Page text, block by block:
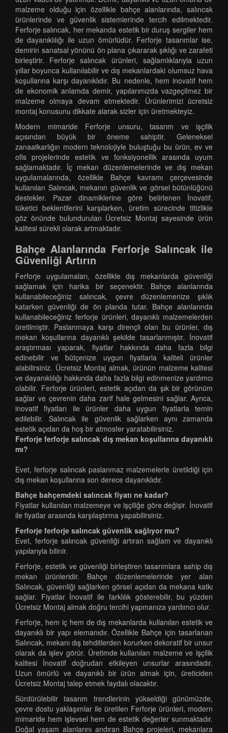
malzeme olduğu için özellikle bahçe alanlarında, salıncak
ürünlerinde ve güvenlik sistemlerinde tercih edilmektedir.
Ferforje salıncak, her mekanda estetik bir duruş sergiler hem
de dayanıklılığı ile uzun ömürlüdür. Ferforje tasarımlar ise,
demirin sanatsal yönünü ön plana çıkararak şıklığı ve zarafeti
birleştirir. Ferforje salıncak ürünleri, sağlamlıklarıyla uzun
yıllar boyunca kullanılabilir ve dış mekanlardaki olumsuz hava
koşullarına karşı dayanıklıdır. Bu nedenle, hem inovatif hem
de ekonomik anlamda demir, yapılarımızda vazgeçilmez bir
malzeme olmaya devam etmektedir. Ürünlerimizi ücretsiz
montaj konusunu dikkate alarak sizler için üretmekteyiz.
Modern mimaride Ferforje unsuru, tasarım ve işçilik
açısından büyük bir öneme sahiptir. Geleneksel
zanaatkarlığın modern teknolojiyle buluştuğu bu ürün, ev ve
ofis projelerinde estetik ve fonksiyonellik arasında uyum
sağlamaktadır. İç mekan düzenlemelerinde ve dış mekan
uygulamalarında, özellikle Bahçe kavramı çerçevesinde
kullanılan Salıncak, mekanın güvenlik ve görsel bütünlüğünü
destekler. Pazar dinamiklerine göre belirlenen İnovatif,
tüketici beklentilerini karşılarken, üretim sürecinde titizlikle
göz önünde bulundurulan Ücretsiz Montaj sayesinde ürün
kalitesi sürekli olarak artmaktadır.
Bahçe Alanlarında Ferforje Salıncak ile
Güvenliği Artırın
Ferforje uygulamaları, özellikle dış mekanlarda güvenliği
sağlamak için harika bir seçenektir. Bahçe alanlarında
kullanabileceğiniz salıncak, çevre düzenlemenize şıklık
katarken güvenliği de ön planda tutar. Bahçe alanlarında
kullanabileceğiniz ferforje ürünleri, dayanıklı malzemelerden
üretilmiştir. Paslanmaya karşı dirençli olan bu ürünler, dış
mekan koşullarına dayanıklı şekilde tasarlanmıştır. İnovatif
araştırması yaparak, fiyatlar hakkında daha fazla bilgi
edinebilir ve bütçenize uygun fiyatlarla kaliteli ürünler
alabilirsiniz. Ücretsiz Montaj almak, ürünün malzeme kalitesi
ve dayanıklılığı hakkında daha fazla bilgi edinmenize yardımcı
olabilir. Ferforje ürünleri, estetik açıdan da şık bir görünüm
sağlar ve çevrenin daha zarif hale gelmesini sağlar. Ayrıca,
inovatif fiyatları ile ürünler daha uygun fiyatlarla temin
edilebilir. Salıncak ile güvenlik sağlarken aynı zamanda
estetik açıdan da hoş bir atmosfer yaratabilirsiniz.
Ferforje ferforje salıncak dış mekan koşullarına dayanıklı
mı?
Evet, ferforje salıncak paslanmaz malzemelerle üretildiği için
dış mekan koşullarına son derece dayanıklıdır.
Bahçe bahçemdeki salıncak fiyatı ne kadar?
Fiyatlar kullanılan malzemeye ve işçiliğe göre değişir. İnovatif
ile fiyatlar arasında karşılaştırma yapabilirsiniz.
Ferforje ferforje salıncak güvenlik sağlıyor mu?
Evet, ferforje salıncak güvenliği artıran sağlam ve dayanıklı
yapılarıyla bilinir.
Ferforje, estetik ve güvenliği birleştiren tasarımlara sahip dış
mekan ürünleridir. Bahçe düzenlemelerinde yer alan
Salıncak, güvenliği sağlarken görsel açıdan da mekana katkı
sağlar. Fiyatlar İnovatif ile farklılık gösterebilir, bu yüzden
Ücretsiz Montaj almak doğru tercihi yapmanıza yardımcı olur.
Ferforje, hem iç hem de dış mekanlarda kullanılan estetik ve
dayanıklı bir yapı elemanıdır. Özellikle Bahçe için tasarlanan
Salıncak, mekanı dış tehditlerden korurken dekoratif bir unsur
olarak da işlev görür. Üretimde kullanılan malzeme ve işçilik
kalitesi İnovatif doğrudan etkileyen unsurlar arasındadır.
Uzun ömürlü ve dayanıklı bir ürün almak için, üreticiden
Ücretsiz Montaj talep etmek faydalı olacaktır.
Sürdürülebilir tasarım trendlerinin yükseldiği günümüzde,
çevre dostu yaklaşımlar ile üretilen Ferforje ürünleri, modern
mimaride hem işlevsel hem de estetik değerler sunmaktadır.
Doğal yaşam alanlarını andıran Bahçe projeleri, mekanlara